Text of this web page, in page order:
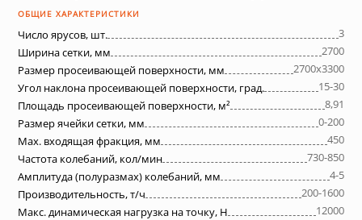
ОБЩИЕ ХАРАКТЕРИСТИКИ
Число ярусов, шт.
3
Ширина сетки, мм
2700
Размер просеивающей поверхности, мм
2700х3300
Угол наклона просеивающей поверхности, град.
15-30
Площадь просеивающей поверхности, м²
8,91
Размер ячейки сетки, мм
0-200
Max. входящая фракция, мм
450
Частота колебаний, кол/мин
730-850
Амплитуда (полуразмах) колебаний, мм
4-5
Производительность, т/ч
200-1600
Макс. динамическая нагрузка на точку, Н
12000